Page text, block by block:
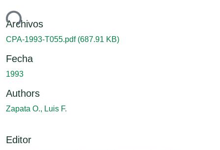
Archivos
CPA-1993-T055.pdf (687.91 KB)
Fecha
1993
Authors
Zapata O., Luis F.
Editor